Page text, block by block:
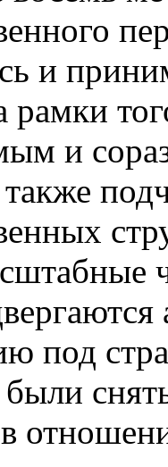
и
рамки
и
под